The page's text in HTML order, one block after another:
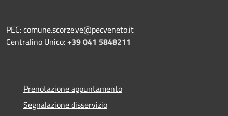
PEC: comune.scorze.ve@pecveneto.it
Centralino Unico:+39 041 5848211
Prenotazione appuntamento
Segnalazione disservizio